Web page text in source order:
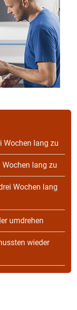
Wochen lang zu
lang zu
Wochen lang
umdrehen
wieder